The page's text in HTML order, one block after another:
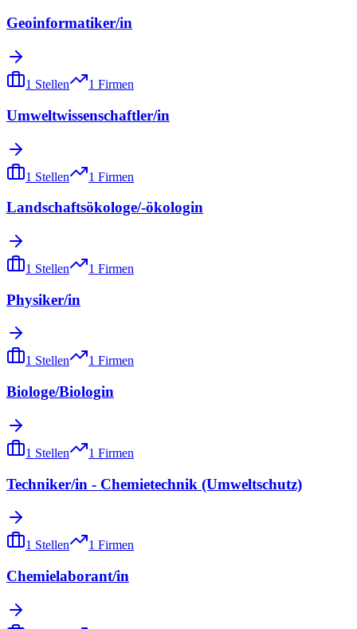
Geoinformatiker/in
1 Stellen 1 Firmen
Umweltwissenschaftler/in
1 Stellen 1 Firmen
Landschaftsökologe/-ökologin
1 Stellen 1 Firmen
Physiker/in
1 Stellen 1 Firmen
Biologe/Biologin
1 Stellen 1 Firmen
Techniker/in - Chemietechnik (Umweltschutz)
1 Stellen 1 Firmen
Chemielaborant/in